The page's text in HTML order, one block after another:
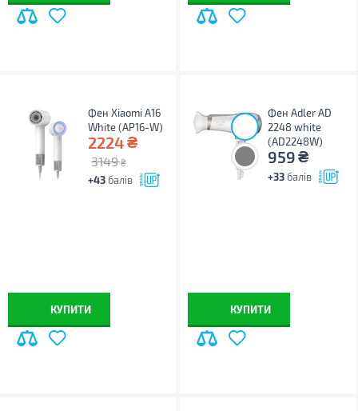
Фен Xiaomi A16
White (AP16-W)
2224₴
3149 ₴
+43 балів
КУПИТИ
Фен Adler AD
2248 white
(AD2248W)
959₴
+33 балів
КУПИТИ